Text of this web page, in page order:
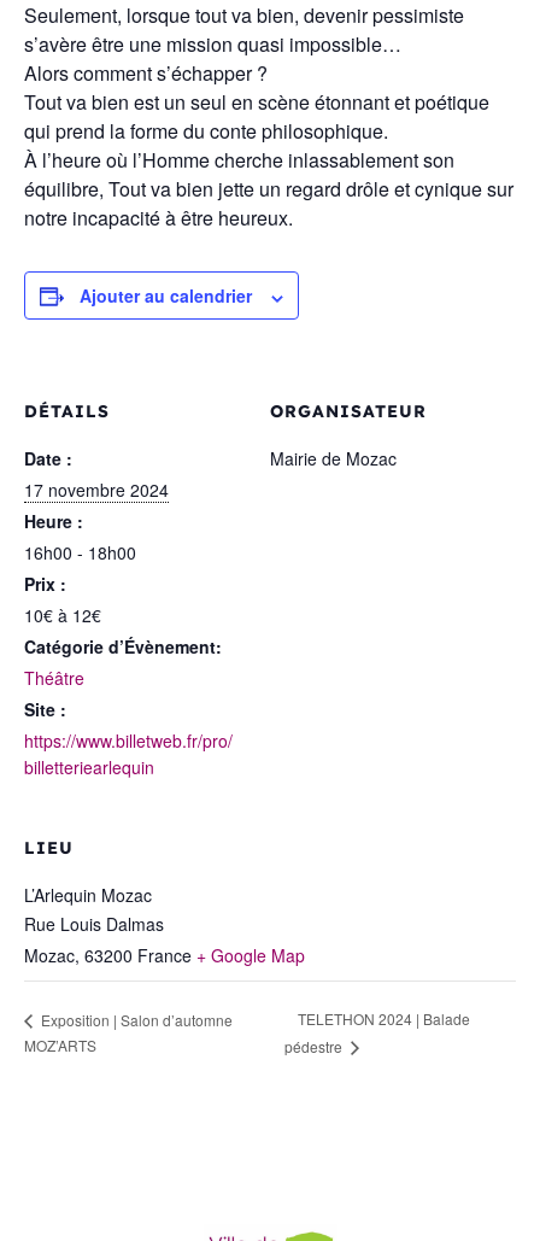
Seulement, lorsque tout va bien, devenir pessimiste
s’avère être une mission quasi impossible…
Alors comment s’échapper ?
Tout va bien est un seul en scène étonnant et poétique
qui prend la forme du conte philosophique.
À l’heure où l’Homme cherche inlassablement son
équilibre, Tout va bien jette un regard drôle et cynique sur
notre incapacité à être heureux.
Ajouter au calendrier
DÉTAILS
Date :
17 novembre 2024
Heure :
16h00 - 18h00
Prix :
10€ à 12€
Catégorie d’Évènement:
Théâtre
Site :
https://www.billetweb.fr/pro/
billetteriearlequin
ORGANISATEUR
Mairie de Mozac
LIEU
L’Arlequin Mozac
Rue Louis Dalmas
Mozac, 63200 France + Google Map
Exposition | Salon d’automne
MOZ’ARTS
TELETHON 2024 | Balade
pédestre